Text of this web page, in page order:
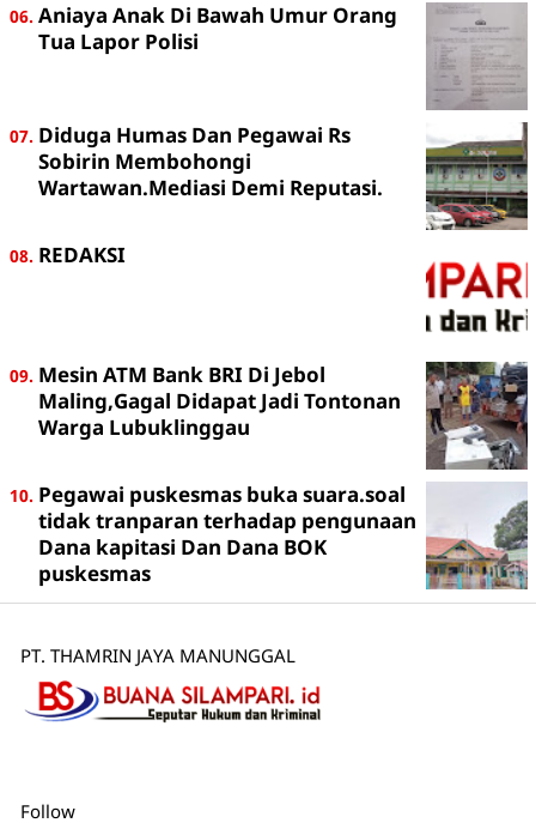
Aniaya Anak Di Bawah Umur Orang
Tua Lapor Polisi
Diduga Humas Dan Pegawai Rs
Sobirin Membohongi
Wartawan.Mediasi Demi Reputasi.
REDAKSI
Mesin ATM Bank BRI Di Jebol
Maling,Gagal Didapat Jadi Tontonan
Warga Lubuklinggau
Pegawai puskesmas buka suara.soal
tidak tranparan terhadap pengunaan
Dana kapitasi Dan Dana BOK
puskesmas
PT. THAMRIN JAYA MANUNGGAL
Follow